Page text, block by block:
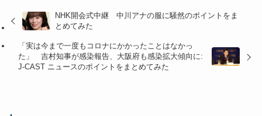
NHK開会式中継 中川アナの服に騒然のポイントをま
とめてみた
「実は今まで一度もコロナにかかったことはなかっ
た」 吉村知事が感染報告、大阪府も感染拡大傾向に:
J-CAST ニュースのポイントをまとめてみた